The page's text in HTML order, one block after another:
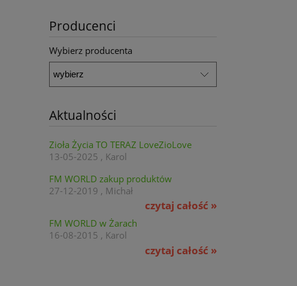
Producenci
Wybierz producenta
Aktualności
Zioła Życia TO TERAZ LoveZioLove
13-05-2025 , Karol
FM WORLD zakup produktów
27-12-2019 , Michał
czytaj całość »
FM WORLD w Żarach
16-08-2015 , Karol
czytaj całość »